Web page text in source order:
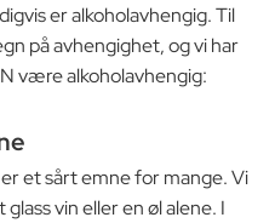
er alkoholavhengig. Til
på avhengighet, og vi har
være alkoholavhengig:
et sårt emne for mange. Vi
vin eller en øl alene. I